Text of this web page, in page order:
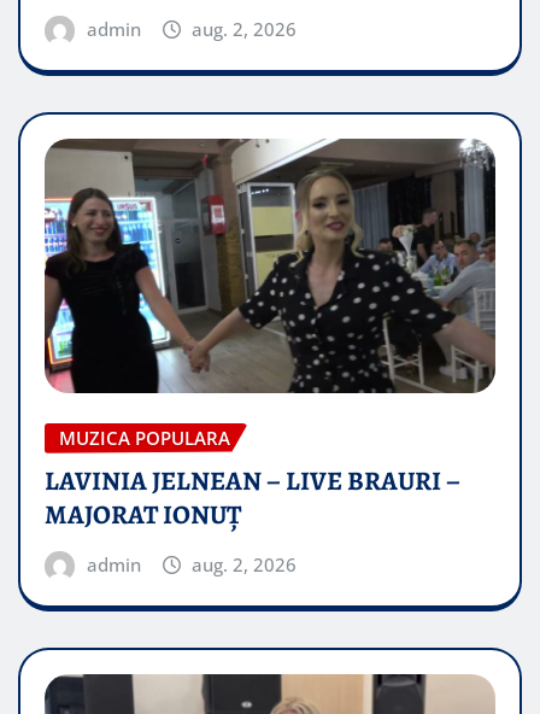
admin aug. 2, 2026
MUZICA POPULARA
LAVINIA JELNEAN – LIVE BRAURI –
MAJORAT IONUŢ
admin aug. 2, 2026